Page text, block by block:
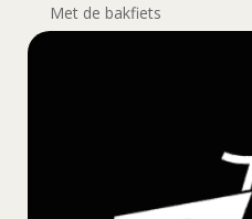
Met de bakfiets